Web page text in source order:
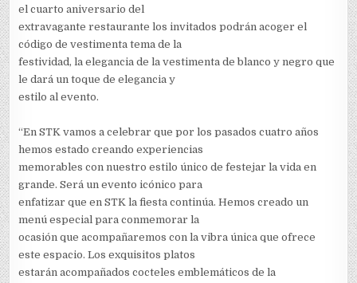
el cuarto aniversario del
extravagante restaurante los invitados podrán acoger el
código de vestimenta tema de la
festividad, la elegancia de la vestimenta de blanco y negro que
le dará un toque de elegancia y
estilo al evento.
“En STK vamos a celebrar que por los pasados cuatro años
hemos estado creando experiencias
memorables con nuestro estilo único de festejar la vida en
grande. Será un evento icónico para
enfatizar que en STK la fiesta continúa. Hemos creado un
menú especial para conmemorar la
ocasión que acompañaremos con la vibra única que ofrece
este espacio. Los exquisitos platos
estarán acompañados cocteles emblemáticos de la